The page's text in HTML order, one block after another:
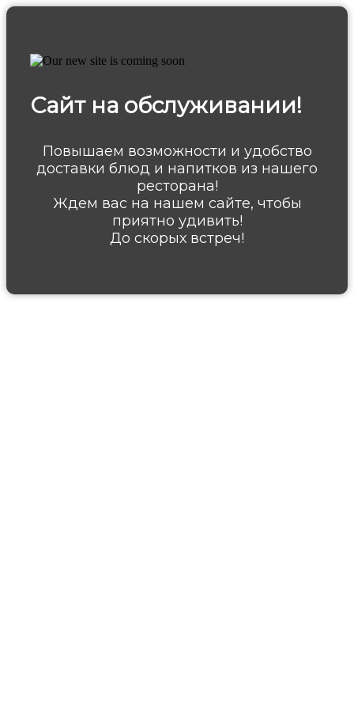
Сайт на обслуживании!
Повышаем возможности и удобство
доставки блюд и напитков из нашего
ресторана!
Ждем вас на нашем сайте, чтобы
приятно удивить!
До скорых встреч!